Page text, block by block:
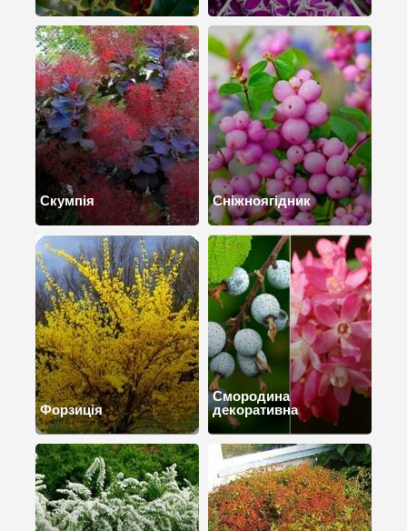
Скумпія Сніжноягідник
Форзиція
Смородина
декоративна